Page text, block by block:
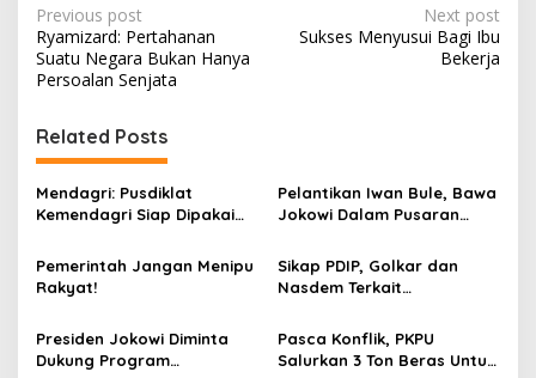
P
o
s
t
n
a
v
i
g
t
Previous post
Ryamizard: Pertahanan
Suatu Negara Bukan Hanya
Persoalan Senjata
Next post
Sukses Menyusui Bagi Ibu
Bekerja
Related Posts
Mendagri: Pusdiklat
Kemendagri Siap Dipakai
19
Pelantikan Iwan Bule, Bawa
Jokowi Dalam Pusaran
Pemerintah Jangan Menipu
Rakyat!
Sikap PDIP, Golkar dan
Nasdem Terkait
Inkonstitusional
Presiden Jokowi Diminta
Dukung Program
Pasca Konflik, PKPU
Salurkan 3 Ton Beras Untuk